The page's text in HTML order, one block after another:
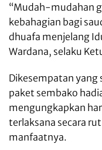
“Mudah-mudahan
kebahagian bagi
dhuafa menjelang
Wardana, selaku
Dikesempatan yang
paket sembako
mengungkapkan
terlaksana secara
manfaatnya.